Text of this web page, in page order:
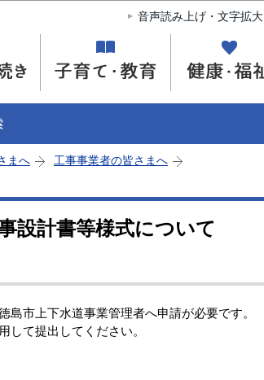
このページの本文へ移動
音声読み上げ・文字拡大
まへ
工事事業者の皆さまへ
設計書等様式について
市上下水道事業管理者へ申請が必要です。
て提出してください。